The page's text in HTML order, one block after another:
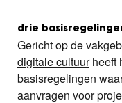
drie
Gericht op de
digitale cultuurheeft
basisregelingen
aanvragen voor